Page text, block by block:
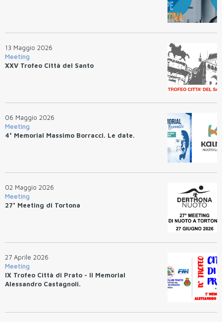
13 Maggio 2026
Meeting
XXV Trofeo Città del Santo
06 Maggio 2026
Meeting
4° Memorial Massimo Borracci. Le date.
02 Maggio 2026
Meeting
27° Meeting di Tortona
27 Aprile 2026
Meeting
IX Trofeo Città di Prato - II Memorial
Alessandro Castagnoli.